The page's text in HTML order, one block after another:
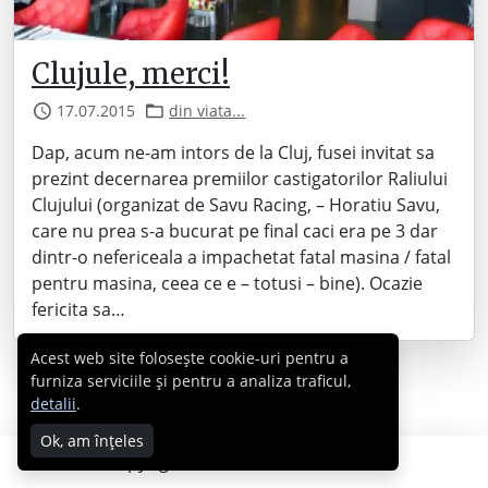
Clujule, merci!
17.07.2015 din viata...
Dap, acum ne-am intors de la Cluj, fusei invitat sa
prezint decernarea premiilor castigatorilor Raliului
Clujului (organizat de Savu Racing, – Horatiu Savu,
care nu prea s-a bucurat pe final caci era pe 3 dar
dintr-o nefericeala a impachetat fatal masina / fatal
pentru masina, ceea ce e – totusi – bine). Ocazie
fericita sa…
Copyright © 2007 - 2026 Cabral.ro
Acest web site folosește cookie-uri pentru a
furniza serviciile și pentru a analiza traficul,
detalii.
Ok, am înțeles